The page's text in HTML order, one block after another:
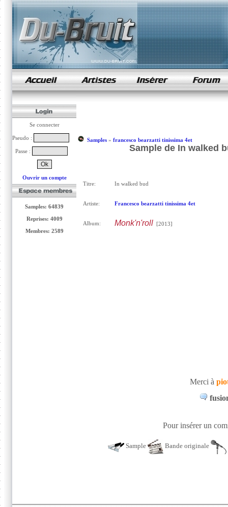
samples de rap
Se connecter
Pseudo :
Passe :
Ouvrir un compte
Samples: 64839
Reprises: 4009
Membres: 2589
Samples» francesco bearzatti tinissima 4et
Sample de In walked
Titre: In walked bud
Artiste: Francesco bearzatti tinissima 4et
Album: Monk'n'roll[2013]
Merci à
Pour insérer un
Sample Bande originale